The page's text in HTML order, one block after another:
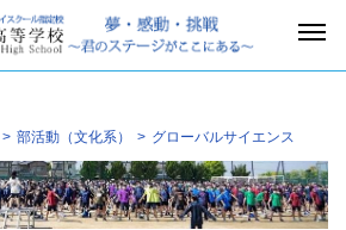
> 部活動（文化系） > グローバルサイエンス